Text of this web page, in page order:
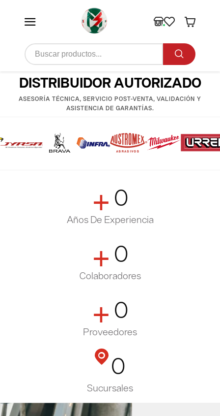
DISTRIBUIDOR AUTORIZADO
ASESORÍA TÉCNICA, SERVICIO POST-VENTA, VALIDACIÓN Y
ASISTENCIA DE GARANTÍAS.
+ 0
Años De Experiencia
+ 0
Colaboradores
+ 0
Proveedores
0
Sucursales